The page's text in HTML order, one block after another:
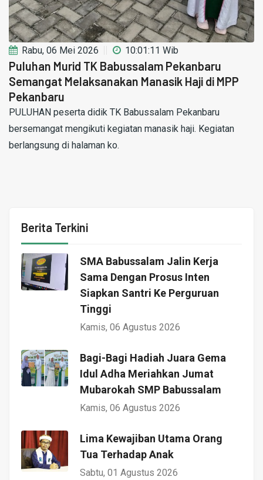
Rabu, 06 Mei 2026 10:01:11 Wib
Puluhan Murid TK Babussalam Pekanbaru
Semangat Melaksanakan Manasik Haji di MPP
Pekanbaru
PULUHAN peserta didik TK Babussalam Pekanbaru
bersemangat mengikuti kegiatan manasik haji. Kegiatan
berlangsung di halaman ko.
Berita Terkini
SMA Babussalam Jalin Kerja
Sama Dengan Prosus Inten
Siapkan Santri Ke Perguruan
Tinggi
Kamis, 06 Agustus 2026
Bagi-Bagi Hadiah Juara Gema
Idul Adha Meriahkan Jumat
Mubarokah SMP Babussalam
Kamis, 06 Agustus 2026
Lima Kewajiban Utama Orang
Tua Terhadap Anak
Sabtu, 01 Agustus 2026